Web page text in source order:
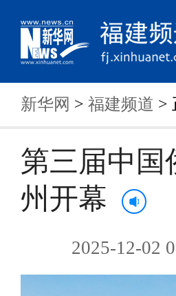
新华网 > 福建频道 >
第三届中国
州开幕
2025-12-02